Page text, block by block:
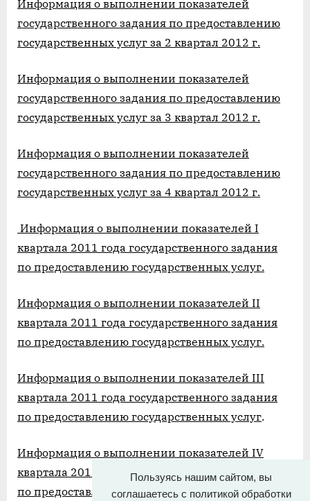
Пользуясь нашим сайтом, вы
соглашаетесь с политикой обработки
Информация о выполнении показателей
государственного задания по предоставлению
государственных услуг за 2 квартал 2012 г.
Информация о выполнении показателей
государственного задания по предоставлению
государственных услуг за 3 квартал 2012 г.
Информация о выполнении показателей
государственного задания по предоставлению
государственных услуг за 4 квартал 2012 г.
Информация о выполнении показателей I
квартала 2011 года государственного задания
по предоставлению государственных услуг.
Информация о выполнении показателей II
квартала 2011 года государственного задания
по предоставлению государственных услуг.
Информация о выполнении показателей III
квартала 2011 года государственного задания
по предоставлению государственных услуг.
Информация о выполнении показателей IV
квартала 2011 года государственного задания
по предоставлению государственных услуг.